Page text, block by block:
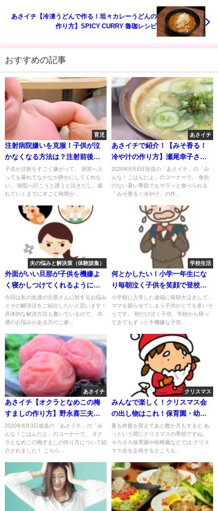
あさイチ【冷凍うどんで作る！坦々カレーうどんの
作り方】SPICY CURRY 魯珈レシピ
おすすめの記事
育児
注射病院嫌いを克服！子供が泣
かなくなる方法は？注射前後の
対策とは
子供が注射をすごく嫌がって、 病室へ入
っても暴れてなかなか静かにしてくれな
い。 病院へ行こうと誘うと泣きだし、連
れていくまでにすごく時間が...
あさイチ
あさイチで紹介！【みそ香る！
冷や汁の作り方】瀬尾幸子さん
のレシピ
2020年8月6日放送の「あさイチ」の「み
んな！ごはんだよ」のコーナーで、 食欲
のない暑い季節でもサラッと食べられる
「みそ香る！冷や汁」の作...
夫の悩みと解決策（体験談集）
外面がいい旦那が子供を機嫌よ
く寝かしつけてくれるようにな
った方法
今回は私の友達の旦那さんに対するお悩み
とその解決法をご紹介したいと思います！
具体的な解決方法も書いているので、 共
通のお悩みがある方のご参...
学校生活
何とかしたい！小学一年生にな
り毎朝泣く子供を笑顔で登校さ
せるには？
小学校に入学した途端に毎朝大泣きして、
ママを困らせてしまう子供がとても多いそ
うです。 朝だけ泣く子供、学校から帰っ
てきてもずっと不機嫌な子供...
あさイチ
あさイチ【オクラとなめこの梅
すましの作り方】野永喜三夫さ
んレシピ
2020年8月3日放送の「あさイチ」の「み
んな！ごはんだよ」のコーナーで、 オク
ラとなめこの梅すましの作り方について紹
介されました！ こちら...
クリスマス
みんなで楽しく！クリスマス会
の出し物はこれ！保育園・幼稚
園編
夏も終盤を迎えてあと数か月もすると あ
っという間にクリスマスの季節ですね。
そろそろ保育園や幼稚園などでは クリス
マス会を企画するところも...